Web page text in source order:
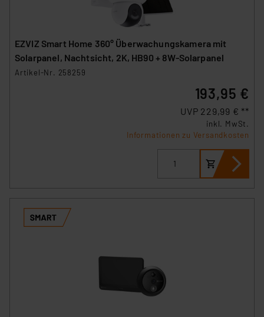
EZVIZ Smart Home 360° Überwachungskamera mit
Solarpanel, Nachtsicht, 2K, HB90 + 8W-Solarpanel
Artikel-Nr. 258259
193,95 €
UVP 229,99 € **
inkl. MwSt.
Informationen zu Versandkosten